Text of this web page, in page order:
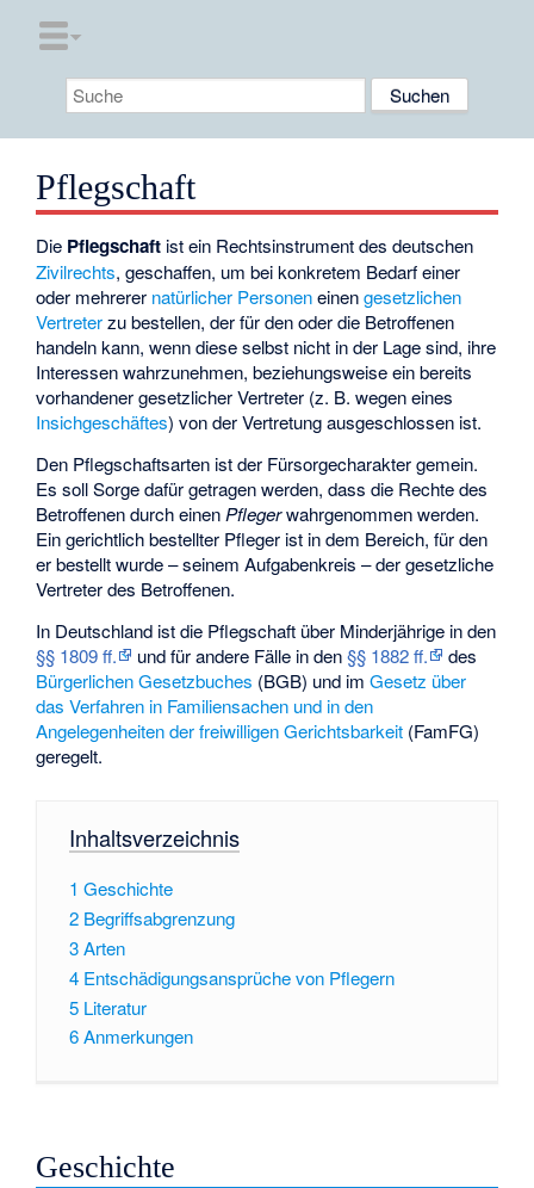
Pflegschaft
Die Pflegschaft ist ein Rechtsinstrument des deutschen
Zivilrechts, geschaffen, um bei konkretem Bedarf einer
oder mehrerer natürlicher Personeneinengesetzlichen
Vertreterzu bestellen, der für den oder die Betroffenen
handeln kann, wenn diese selbst nicht in der Lage sind, ihre
Interessen wahrzunehmen, beziehungsweise ein bereits
vorhandener gesetzlicher Vertreter (z. B. wegen eines
Insichgeschäftes) von der Vertretung ausgeschlossen ist.
Den Pflegschaftsarten ist der Fürsorgecharakter gemein.
Es soll Sorge dafür getragen werden, dass die Rechte des
Betroffenen durch einen Pflegerwahrgenommen werden.
Ein gerichtlich bestellter Pfleger ist in dem Bereich, für den
er bestellt wurde – seinem Aufgabenkreis – der gesetzliche
Vertreter des Betroffenen.
In Deutschland ist die Pflegschaft über Minderjährige in den
§§ 1809 ff.
und für andere Fälle in den§§ 1882 ff.
des
Bürgerlichen Gesetzbuches (BGB) und imGesetz über
das Verfahren in Familiensachen und in den
Angelegenheiten der freiwilligen Gerichtsbarkeit (FamFG)
geregelt.
Inhaltsverzeichnis
1 Geschichte
2 Begriffsabgrenzung
3Arten
4 Entschädigungsansprüche von Pflegern
5 Literatur
6Anmerkungen
Geschichte